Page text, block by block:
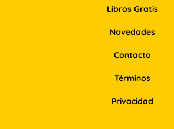
Libros Gratis
Novedades
Contacto
Términos
Privacidad